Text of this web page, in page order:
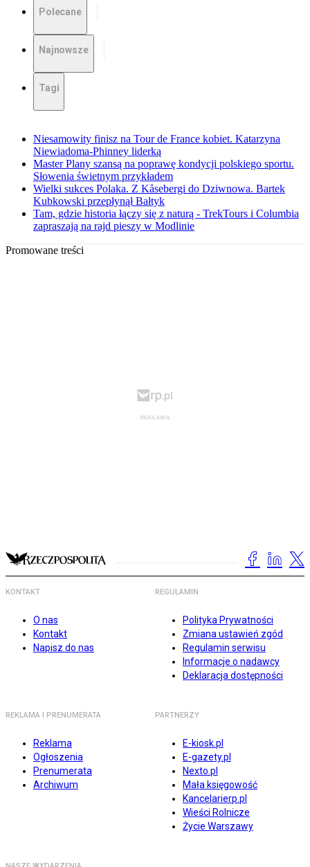
Polecane
Najnowsze
Tagi
Niesamowity finisz na Tour de France kobiet. Katarzyna
Niewiadoma-Phinney liderką
Master Plany szansą na poprawę kondycji polskiego sportu.
Słowenia świetnym przykładem
Wielki sukces Polaka. Z Kåsebergi do Dziwnowa. Bartek
Kubkowski przepłynął Bałtyk
Tam, gdzie historia łączy się z naturą - TrekTours i Columbia
zapraszają na rajd pieszy w Modlinie
Promowane treści
KONTAKT
O nas
Kontakt
Napisz do nas
REGULAMIN
Polityka Prywatności
Zmiana ustawień zgód
Regulamin serwisu
Informacje o nadawcy
Deklaracja dostępności
REKLAMA I PRENUMERATA
Reklama
Ogłoszenia
Prenumerata
Archiwum
PARTNERZY
E-kiosk.pl
E-gazety.pl
Nexto.pl
Mała księgowość
Kancelarierp.pl
Wieści Rolnicze
Życie Warszawy